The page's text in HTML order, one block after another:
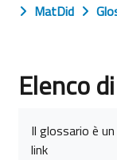
MatDid
Elenco
Il glossario è
link